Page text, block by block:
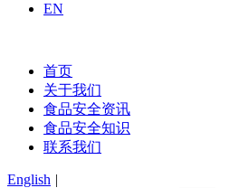
EN
首页
关于我们
食品安全资讯
食品安全知识
联系我们
English |